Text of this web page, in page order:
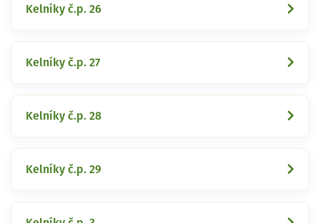
Kelníky č.p. 26
Kelníky č.p. 27
Kelníky č.p. 28
Kelníky č.p. 29